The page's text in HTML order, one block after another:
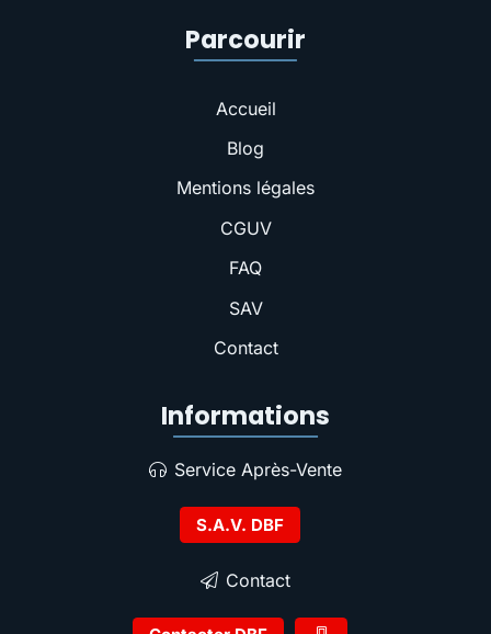
Parcourir
Accueil
Blog
Mentions légales
CGUV
FAQ
SAV
Contact
Informations
Service Après-Vente
S.A.V. DBF
Contact